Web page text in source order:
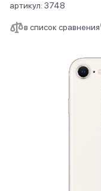
в список сравнения
артикул: 3748